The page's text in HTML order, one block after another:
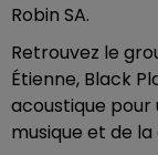
Robin SA.
Retrouvez le
Étienne, Black
acoustique pour
musique et de